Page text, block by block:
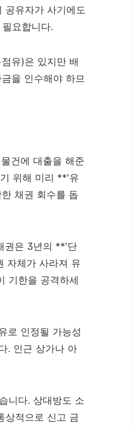
공유자가 사기에도
요합니다.
유)은 있지만 배
을 인수해야 하므
건에 대출을 해준
위해 미리 **'유
채권 회수를 돕
권은 3년의 **'단
자체가 사라져 유
기한을 공격하세
로 인정될 가능성
. 인근 상가나 아
니다. 상대방도 소
상적으로 신고 금